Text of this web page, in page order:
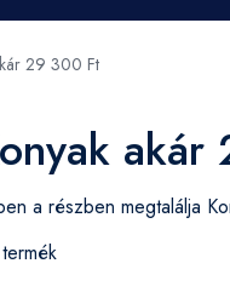
29 300 Ft
a részben megtalálja
termék